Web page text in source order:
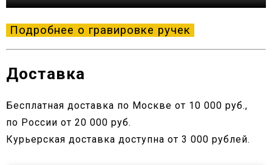
Подробнее о гравировке ручек
Доставка
Бесплатная доставка по Москве от 10 000 руб.,
по России от 20 000 руб.
Курьерская доставка доступна от 3 000 рублей.